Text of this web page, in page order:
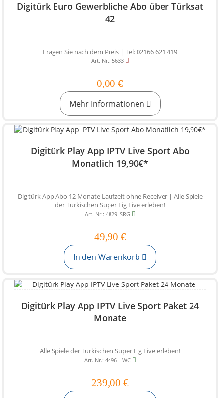
Digitürk Euro Gewerbliche Abo über Türksat
42
Fragen Sie nach dem Preis | Tel: 02166 621 419
Art. Nr.: 5633
0,00 €
Mehr Informationen
Digitürk Play App IPTV Live Sport Abo
Monatlich 19,90€*
Digitürk App Abo 12 Monate Laufzeit ohne Receiver | Alle Spiele
der Türkischen Süper Lig Live erleben!
Art. Nr.: 4829_SRG
49,90 €
In den Warenkorb
Digitürk Play App IPTV Live Sport Paket 24
Monate
Alle Spiele der Türkischen Süper Lig Live erleben!
Art. Nr.: 4496_LWC
239,00 €